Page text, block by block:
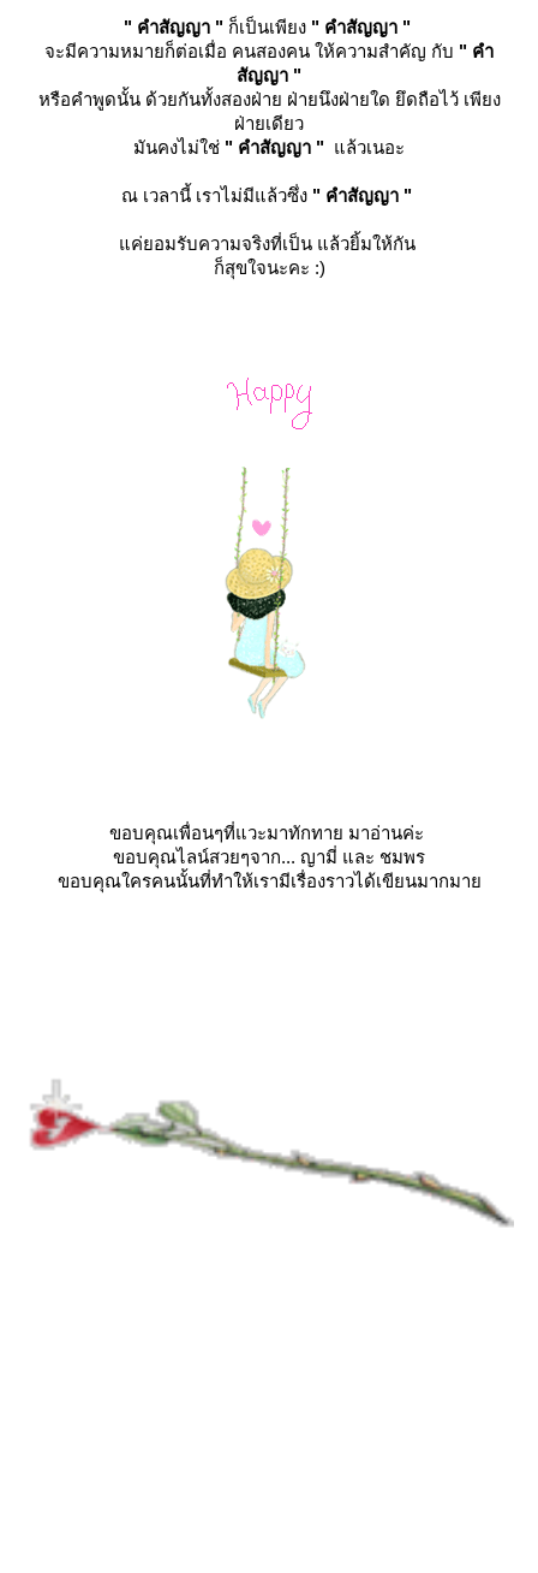
" คำสัญญา " ก็เป็นเพียง" คำสัญญา "
จะมีความหมายก็ต่อเมื่อ คนสองคน ให้ความสำคัญ กับ " คำ
สัญญา "
หรือคำพูดนั้น ด้วยกันทั้งสองฝ่าย ฝ่ายนึงฝ่ายใด ยึดถือไว้ เพียง
ฝ่ายเดียว
มันคงไม่ใช่ " คำสัญญา " ล้วเนอะ
ณ เวลานี้ เราไม่มีแล้วซึ่ง " คำสัญญา "
ค่ยอมรับความจริงที่เป็น ล้วยิ้มให้กัน
ก็สุขใจนะคะ :)
ขอบคุณเพื่อนๆที่แวะมาทักทาย มาอ่านค่ะ
ขอบคุณไลน์สวยๆจาก... ญามี่ และ ชมพร
ขอบคุณใครคนนั้นที่ทำให้เรามีเรื่องราวได้เขียนมากมา